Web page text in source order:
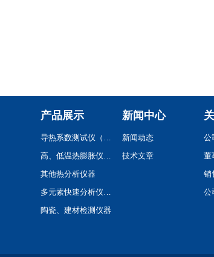
产品展示
其他热分析仪器
陶瓷、建材检测仪器
新闻中心
新闻动态
技术文章
公
董
销
公